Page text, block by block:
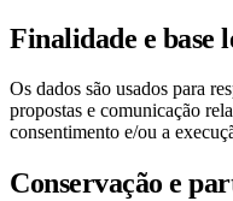
Finalidade e base
Os dados são usados para
propostas e comunicação
consentimento e/ou a
Conservação e